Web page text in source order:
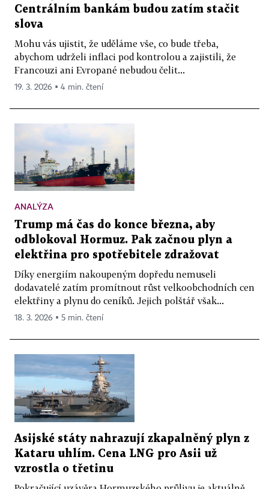
Centrálním bankám budou zatím stačit
slova
Mohu vás ujistit, že uděláme vše, co bude třeba,
abychom udrželi inflaci pod kontrolou a zajistili, že
Francouzi ani Evropané nebudou čelit...
19. 3. 2026 ▪ 4 min. čtení
ANALÝZA
Trump má čas do konce března, aby
odblokoval Hormuz. Pak začnou plyn a
elektřina pro spotřebitele zdražovat
Díky energiím nakoupeným dopředu nemuseli
dodavatelé zatím promítnout růst velkoobchodních cen
elektřiny a plynu do ceníků. Jejich polštář však...
18. 3. 2026 ▪ 5 min. čtení
Asijské státy nahrazují zkapalněný plyn z
Kataru uhlím. Cena LNG pro Asii už
vzrostla o třetinu